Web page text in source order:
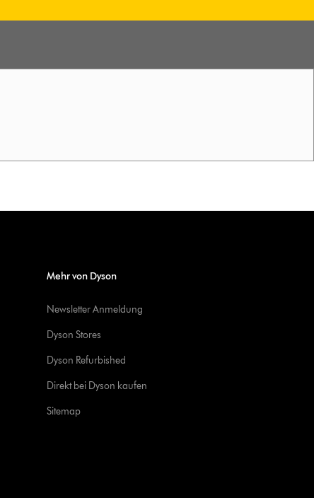
Mehr von Dyson
Newsletter Anmeldung
Dyson Stores
Dyson Refurbished
Direkt bei Dyson kaufen
Sitemap